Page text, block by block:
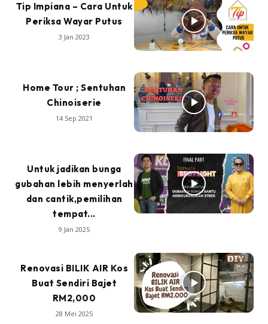
Tip Impiana – Cara Untuk
Periksa Wayar Putus
3 Jan 2023
Home Tour ; Sentuhan
Chinoiserie
14 Sep 2021
Untuk jadikan bunga
gubahan lebih menyerlah
dan cantik,pemilihan
tempat...
9 Jan 2025
Renovasi BILIK AIR Kos
Buat Sendiri Bajet
RM2,000
28 Mei 2025